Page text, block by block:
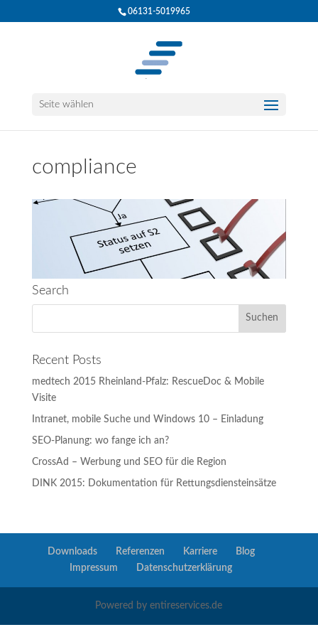
06131-5019965
Seite wählen
compliance
Search
Recent Posts
medtech 2015 Rheinland-Pfalz: RescueDoc & Mobile
Visite
Intranet, mobile Suche und Windows 10 – Einladung
SEO-Planung: wo fange ich an?
CrossAd – Werbung und SEO für die Region
DINK 2015: Dokumentation für Rettungsdiensteinsätze
Downloads Referenzen Karriere
Blog
Impressum
Datenschutzerklärung
Powered by entireservices.de